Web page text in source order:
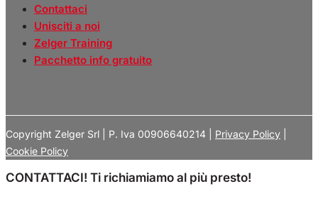
Contattaci
Unisciti a noi
Zelger Training
Pacchetto info gratuito
Copyright Zelger Srl | P. Iva 00906640214 | Privacy Policy
Cookie Policy
CONTATTACI! Ti richiamiamo al più presto!